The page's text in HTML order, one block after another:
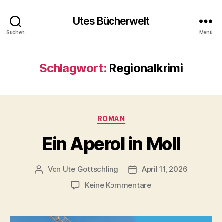
Suchen
Utes Bücherwelt
Menü
Schlagwort: Regionalkrimi
Kategorien
ROMAN
Ein Aperol in Moll
Beitragsautor
Von Ute Gottschling Veröffentlichungsdatum
April 11, 2026
Keine Kommentarezu
in